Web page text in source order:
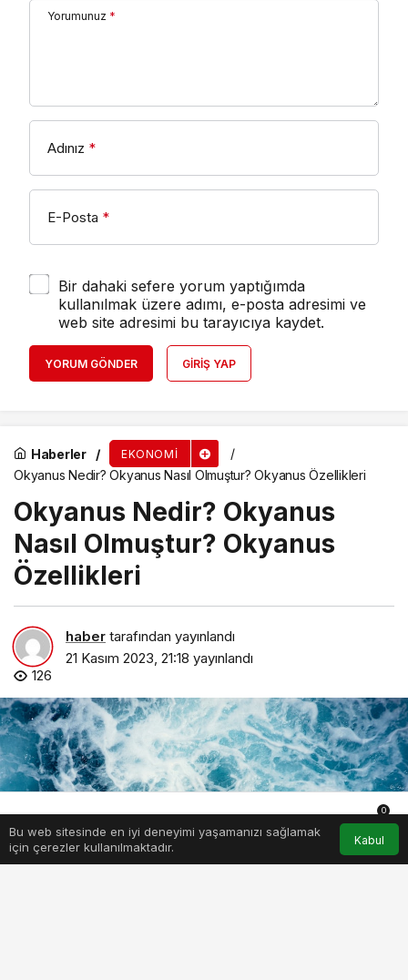
Yorumunuz *
Adınız *
E-Posta *
Bir dahaki sefere yorum yaptığımda
kullanılmak üzere adımı, e-posta adresimi ve
web site adresimi bu tarayıcıya kaydet.
YORUM GÖNDER GIRIŞ YAP
Haberler EKONOMI
Okyanus Nedir? Okyanus Nasıl Olmuştur? Okyanus Özellikleri
Okyanus Nedir? Okyanus
Nasıl Olmuştur? Okyanus
Özellikleri
haber tarafından yayınlandı
21 Kasım 2023, 21:18 yayınlandı
126
Bu web sitesinde en iyi deneyimi yaşamanızı sağlamak
için çerezler kullanılmaktadır.
Kabul
Anasayfa Akış Hesabım Bildirimler
0